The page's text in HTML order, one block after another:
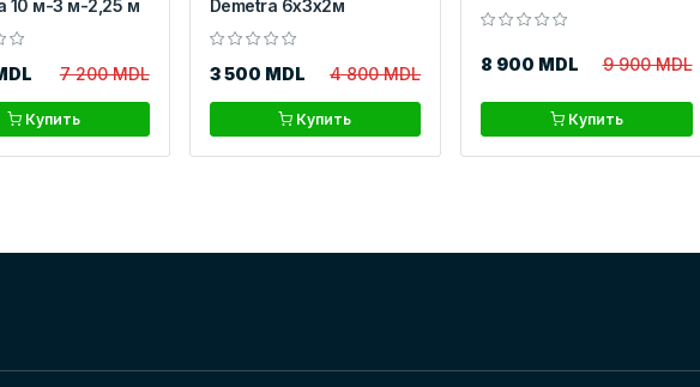
10 м-3 м-2,25 м
7 200 MDL
Купить
Demetra 6x3x2м
3 500 MDL 4 800 MDL
Купить
8 900 MDL 9 900 MDL
Купить